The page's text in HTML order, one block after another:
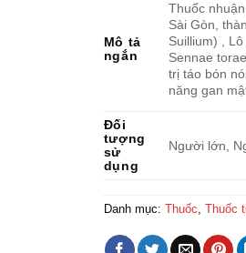
Mô tả
ngắn
Thuốc
Sài Gòn,
Suillium) ,
Sennae
trị táo bón
năng gan
Đối
tượng
sử
dụng
Người lớn,
Danh mục: Thuốc, Thuốc